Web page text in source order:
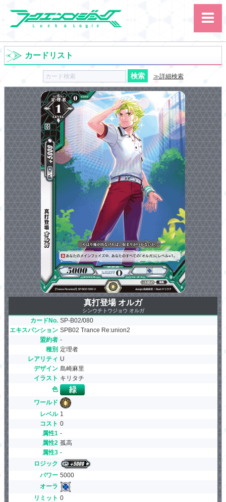
サイト内検索
カード ルール
大会
講習会
その他
カードリスト
≫詳細検索
真打登場 オルガ
シンウチトウジョウ オルガ
カードNo. SP-B02/080
エキスパンション SPB02 Trance Re:union2
盟約者 -
種別 定理者
レアリティ U
デザイン 島崎麻里
イラスト キリタチ
色
ワールド
レベル 1
コスト 0
属性1 -
属性2 孤高
属性3 -
ロジック
パワー 5000
オーラ
リミット 0